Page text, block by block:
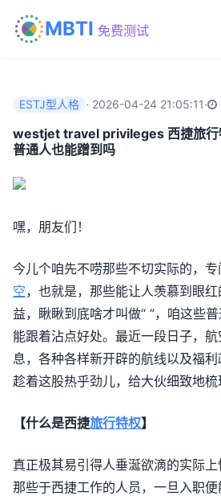
MBTI 免费测试
ESTJ型人格 · 2026-04-24 21:05:11·
westjet travel privileges 西捷旅行
普通人也能蹭到吗
嘿，朋友们！
今儿个咱先不唠那些不切实际的，
空，也就是，那些能让人羡慕到眼
益，瞅瞅到底啥才叫做“ ”，咱这些
能跟着沾点好处。最近一段日子，
息，各种各样新开辟的航线以及福
趁着这股热乎劲儿，给大伙细致地梳
【什么是西捷旅行特权】
真正极其易引得人垂涎欲滴的实际上
那些于西捷工作的人员，一旦入职